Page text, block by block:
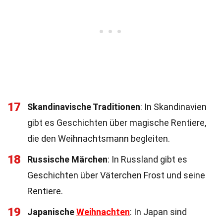
17 Skandinavische Traditionen: In Skandinavien
gibt es Geschichten über magische Rentiere,
die den Weihnachtsmann begleiten.
18 Russische Märchen: In Russland gibt es
Geschichten über Väterchen Frost und seine
Rentiere.
19 JapanischeWeihnachten: In Japan sind